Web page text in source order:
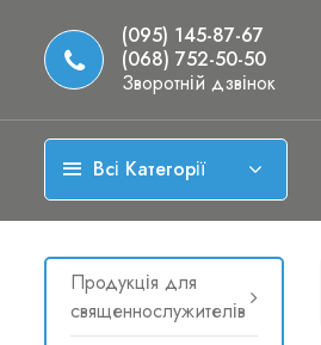
(095) 145-87-67
(068) 752-50-50
Зворотній дзвінок
Всі Категорії
Продукція для
священнослужителів